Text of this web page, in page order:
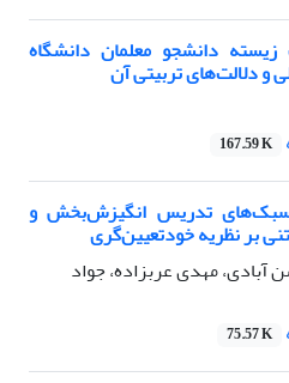
زیسته دانشجو معلمان دانشگاه
و دلالت‌های تربیتی آن
167.59 K
سبک‌های تدریس انگیزش‌بخش و
بر نظریه خودتعیین‌گری
مهدی عربزاده، جواد
75.57 K